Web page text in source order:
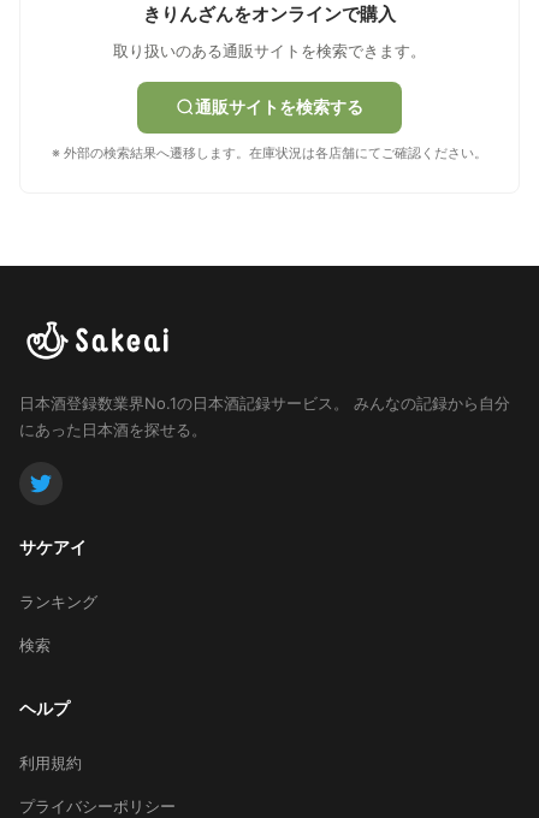
きりんざんをオンラインで購入
取り扱いのある通販サイトを検索できます。
通販サイトを検索する
※ 外部の検索結果へ遷移します。在庫状況は各店舗にてご確認ください。
日本酒登録数業界No.1の日本酒記録サービス。
みんなの記録から自分
にあった日本酒を探せる。
サケアイ
ランキング
検索
ヘルプ
利用規約
プライバシーポリシー